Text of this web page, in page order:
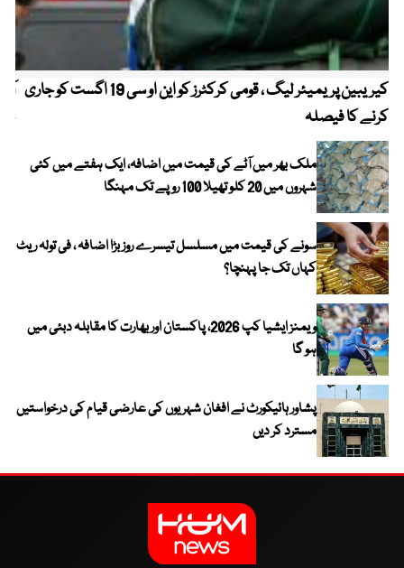
کیریبین پریمیئر لیگ ، قومی کرکٹرز کو این او سی 19 اگست کو جاری
کرنے کا فیصلہ
ملک بھر میں آٹے کی قیمت میں اضافہ، ایک ہفتے میں کئی
شہروں میں 20 کلو تھیلا 100 روپے تک مہنگا
سونے کی قیمت میں مسلسل تیسرے روز بڑا اضافہ ، فی تولہ ریٹ
کہاں تک جا پہنچا؟
ویمنز ایشیا کپ 2026، پاکستان اور بھارت کا مقابلہ دبئی میں
ہو گا
پشاور ہائیکورٹ نے افغان شہریوں کی عارضی قیام کی درخواستیں
مسترد کر دیں